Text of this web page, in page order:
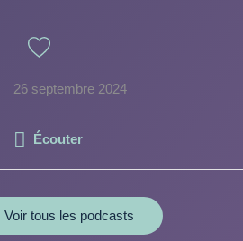
26 septembre 2024
Écouter
Voir tous les podcasts